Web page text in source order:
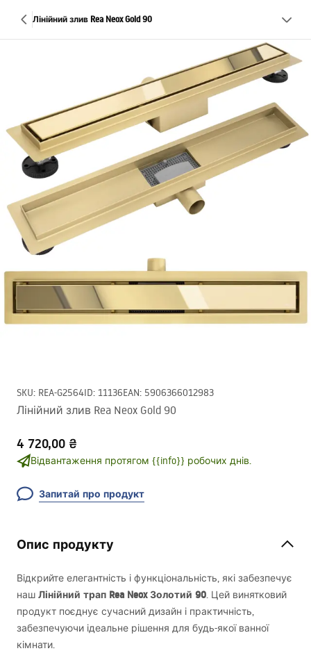
Лінійний злив Rea Neox Gold 90
SKU: REA-G2564ID: 11136EAN: 5906366012983
Лінійний злив Rea Neox Gold 90
4 720,00 ₴
Відвантаження протягом {{info}} робочих днів.
Запитай про продукт
Опис продукту
Відкрийте елегантність і функціональність, які забезпечує
наш Лінійний трап Rea Neox Золотий 90. Цей винятковий
продукт поєднує сучасний дизайн і практичність,
забезпечуючи ідеальне рішення для будь-якої ванної
кімнати.